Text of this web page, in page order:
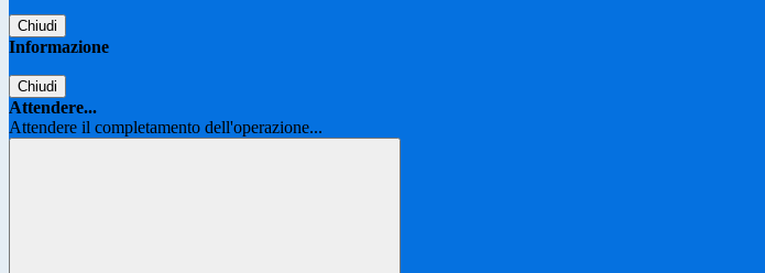
Chiudi
Informazione
Chiudi
Attendere...
Attendere il completamento dell'operazione...